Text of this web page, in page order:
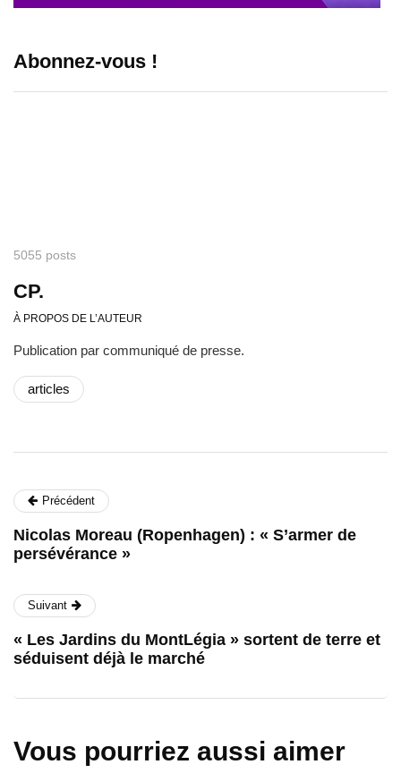
Abonnez-vous !
5055 posts
CP.
À PROPOS DE L’AUTEUR
Publication par communiqué de presse.
articles
Précédent
Nicolas Moreau (Ropenhagen) : « S’armer de
persévérance »
Suivant
« Les Jardins du MontLégia » sortent de terre et
séduisent déjà le marché
Vous pourriez aussi aimer